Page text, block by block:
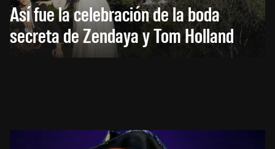
Así fue la celebración de la boda
secreta de Zendaya y Tom Holland